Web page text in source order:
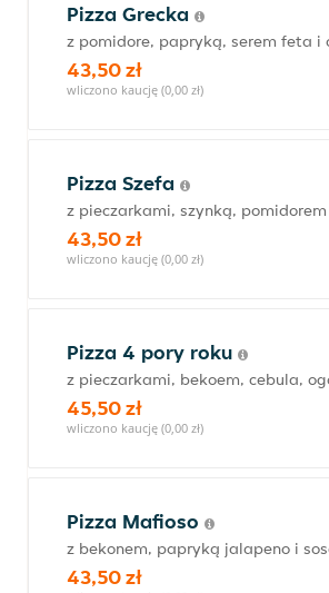
Pizza Grecka
z pomidore, papryką, serem feta i
43,50 zł
wliczono kaucję (0,00 zł)
Pizza Szefa
z pieczarkami, szynką,
43,50 zł
wliczono kaucję (0,00 zł)
Pizza 4 pory roku
z pieczarkami, bekoem, cebula,
45,50 zł
wliczono kaucję (0,00 zł)
Pizza Mafioso
z bekonem, papryką jalapeno i
43,50 zł